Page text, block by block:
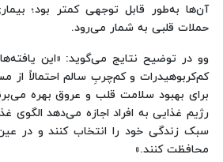
آن‌ها به‌طور قابل توجهی کمتر بود؛
حملات قلبی به شمار می‌رود.
وو در توضیح نتایج می‌گوید: «این
کم‌کربوهیدرات و کم‌چربِ سالم احتمالاً
برای بهبود سلامت قلب و عروق بهره
رژیم غذایی به افراد اجازه می‌دهد الگوی
سبک زندگی خود را انتخاب کنند و در
محافظت کنند.»